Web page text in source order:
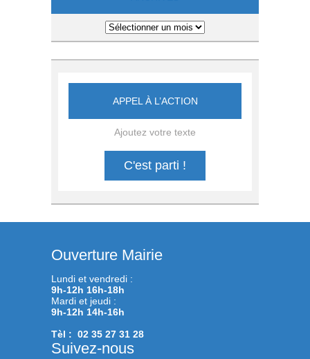
APPEL À L’ACTION
Ajoutez votre texte
C'est parti !
Ouverture Mairie
Lundi et vendredi :
9h-12h 16h-18h
Mardi et jeudi :
9h-12h 14h-16h
Tèl : 02 35 27 31 28
Suivez-nous